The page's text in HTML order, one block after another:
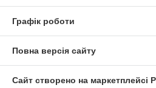
Графік роботи
Повна версія сайту
Сайт створено на маркетплейсі